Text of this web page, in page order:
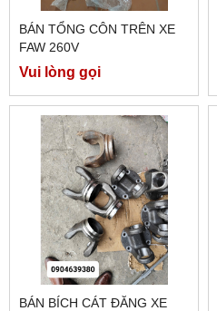
BÁN TỔNG CÔN TRÊN XE
FAW 260V
Vui lòng gọi
BÁN BÍCH CÁT ĐĂNG XE